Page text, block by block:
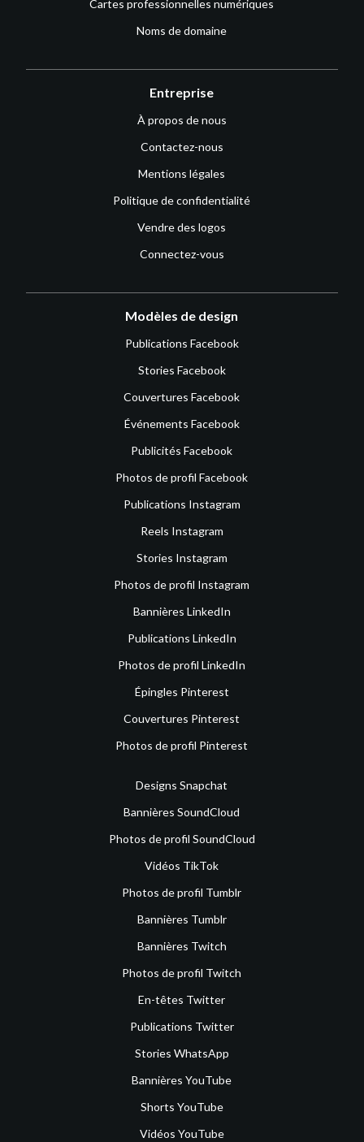
Cartes professionnelles numériques
Noms de domaine
Entreprise
À propos de nous
Contactez-nous
Mentions légales
Politique de confidentialité
Vendre des logos
Connectez-vous
Modèles de design
Publications Facebook
Stories Facebook
Couvertures Facebook
Événements Facebook
Publicités Facebook
Photos de profil Facebook
Publications Instagram
Reels Instagram
Stories Instagram
Photos de profil Instagram
Bannières LinkedIn
Publications LinkedIn
Photos de profil LinkedIn
Épingles Pinterest
Couvertures Pinterest
Photos de profil Pinterest
Designs Snapchat
Bannières SoundCloud
Photos de profil SoundCloud
Vidéos TikTok
Photos de profil Tumblr
Bannières Tumblr
Bannières Twitch
Photos de profil Twitch
En-têtes Twitter
Publications Twitter
Stories WhatsApp
Bannières YouTube
Shorts YouTube
Vidéos YouTube